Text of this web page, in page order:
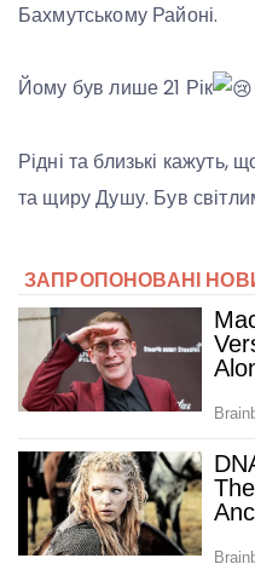
Бахмутському Районі.
Йому був лише 21 Рік
Рідні та близькі кажуть,
та щиру Душу. Був